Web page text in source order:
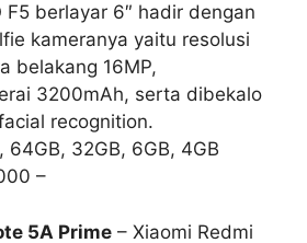
F5 berlayar 6″ hadir dengan
kameranya yaitu resolusi
belakang 16MP,
3200mAh, serta dibekalo
recognition.
64GB, 32GB, 6GB, 4GB
–
5A Prime – Xiaomi Redmi